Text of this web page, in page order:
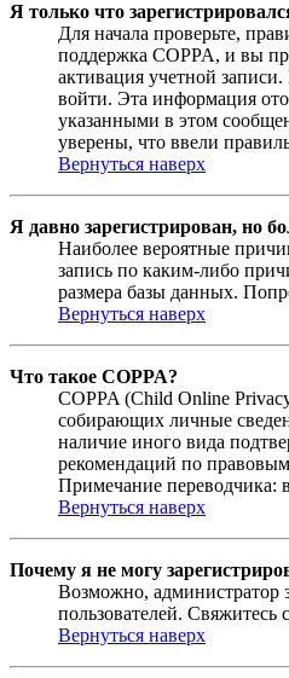
Я только что
Для начала проверьте,
поддержка COPPA, и вы
активация учетной
войти. Эта информация
указанными в этом
уверены, что ввели
Вернуться наверх
Я давно зарегистрирован, но
Наиболее вероятные
запись по каким-либо
размера базы данных.
Вернуться наверх
Что такое COPPA?
COPPA (Child Online
собирающих личные
наличие иного вида
рекомендаций по
Примечание переводчика:
Вернуться наверх
Почему я не могу
Возможно, администратор
пользователей.
Вернуться наверх